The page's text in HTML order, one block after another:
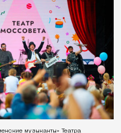
музыканты» Театра